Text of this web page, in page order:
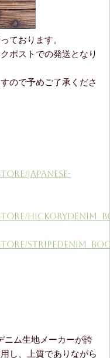
ております。
ポストでの発送となり
ので予めご了承くださ
japanese-
ニム生地メーカーが誇
し、上質でありながら